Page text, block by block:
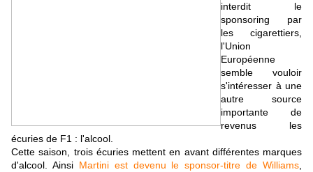
interdit le
sponsoring par
les cigarettiers,
l'Union
Européenne
semble vouloir
s'intéresser à une
autre source
importante de
revenus les
écuries de F1 : l'alcool.
Cette saison, trois écuries mettent en avant différentes marques
d'alcool. Ainsi Martini est devenu le sponsor-titre de Williams